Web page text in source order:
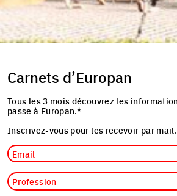
Carnets d’Europan
Tous les 3 mois découvrez les
passe à Europan.*
Inscrivez-vous pour les recevoir par mail.